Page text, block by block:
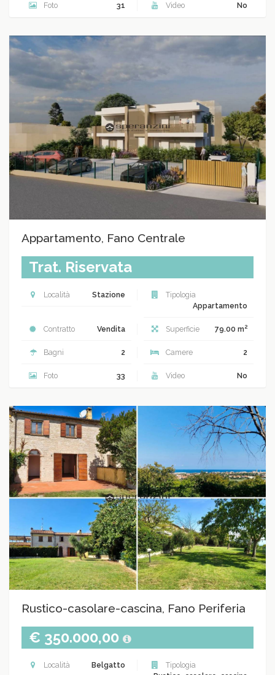
Foto 31 Video No
Appartamento, Fano Centrale
Trat. Riservata
Località Stazione
Tipologia
Appartamento
Contratto Vendita Superficie 79.00 m2
Bagni 2 Camere 2
Foto 33 Video No
Rustico-casolare-cascina, Fano Periferia
€ 350.000,00
Località Belgatto
Tipologia